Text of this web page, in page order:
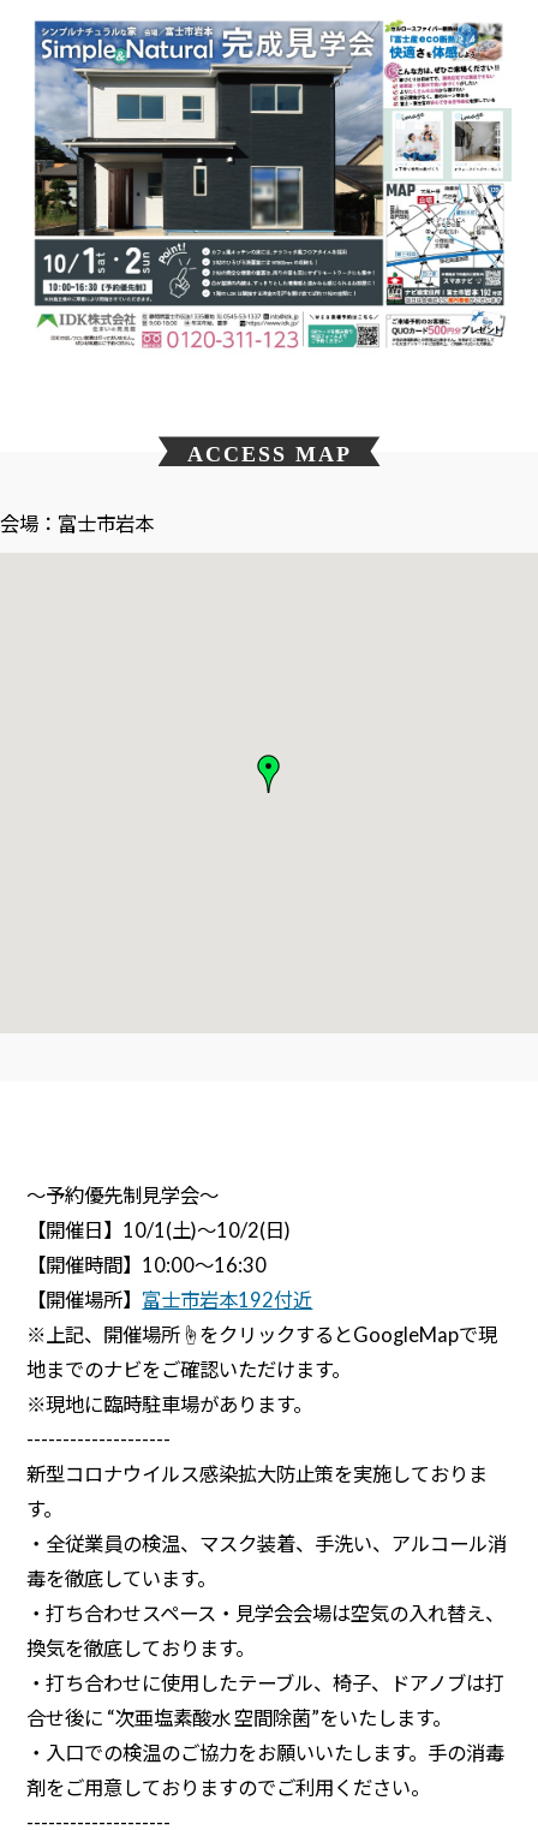
ACCESS MAP
富士市岩本
～予約優先制見学会～
【開催日】10/1(土)～10/2(日)
【開催時間】10:00～16:30
【開催場所】 富士市岩本192付近
※上記、開催場所☝をクリックするとGoogleMapで現
地までのナビをご確認いただけます。
※現地に臨時駐車場があります。
--------------------
新型コロナウイルス感染拡大防止策を実施しておりま
す。
・全従業員の検温、マスク装着、手洗い、アルコール消
毒を徹底しています。
・打ち合わせスペース・見学会会場は空気の入れ替え、
換気を徹底しております。
・打ち合わせに使用したテーブル、椅子、ドアノブは打
合せ後に “次亜塩素酸水 空間除菌”をいたします。
・入口での検温のご協力をお願いいたします。手の消毒
剤をご用意しておりますのでご利用ください。
--------------------